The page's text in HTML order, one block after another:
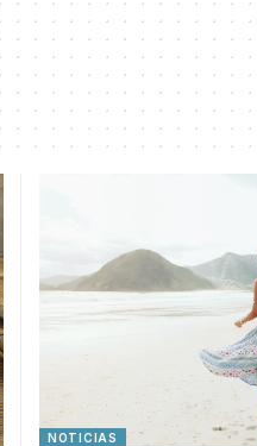
NOTICIAS